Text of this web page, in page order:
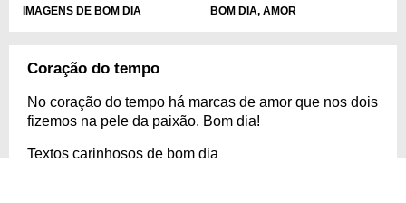
IMAGENS DE BOM DIA BOM DIA, AMOR
Coração do tempo
No coração do tempo há marcas de amor que nos dois
fizemos na pele da paixão. Bom dia!
Textos carinhosos de bom dia